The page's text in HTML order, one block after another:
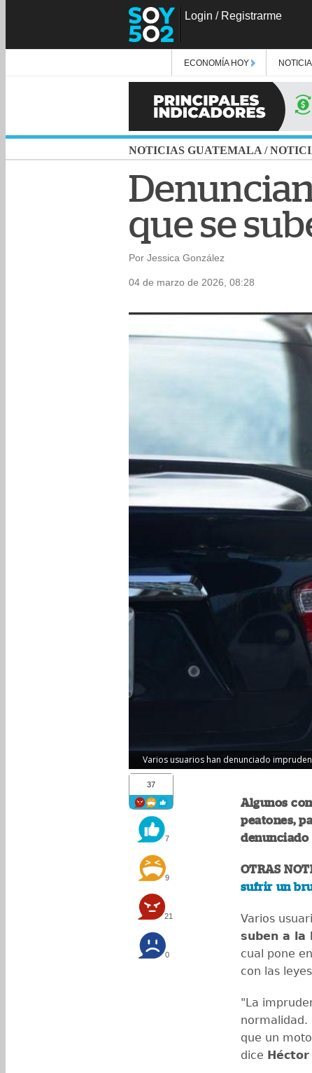
Login / Registrarme
ECONOMÍA HOY
NOTICIAS GUATEMALA /
que se
Por Jessica González
04 de marzo de 2026, 08:28
Varios usuarios han denunciado
37
7
9
21
0
Algunos
peatones,
denunciado
OTRAS
sufrir un
Varios
suben a
cual pone
con las
"La
normalidad.
que un
dice